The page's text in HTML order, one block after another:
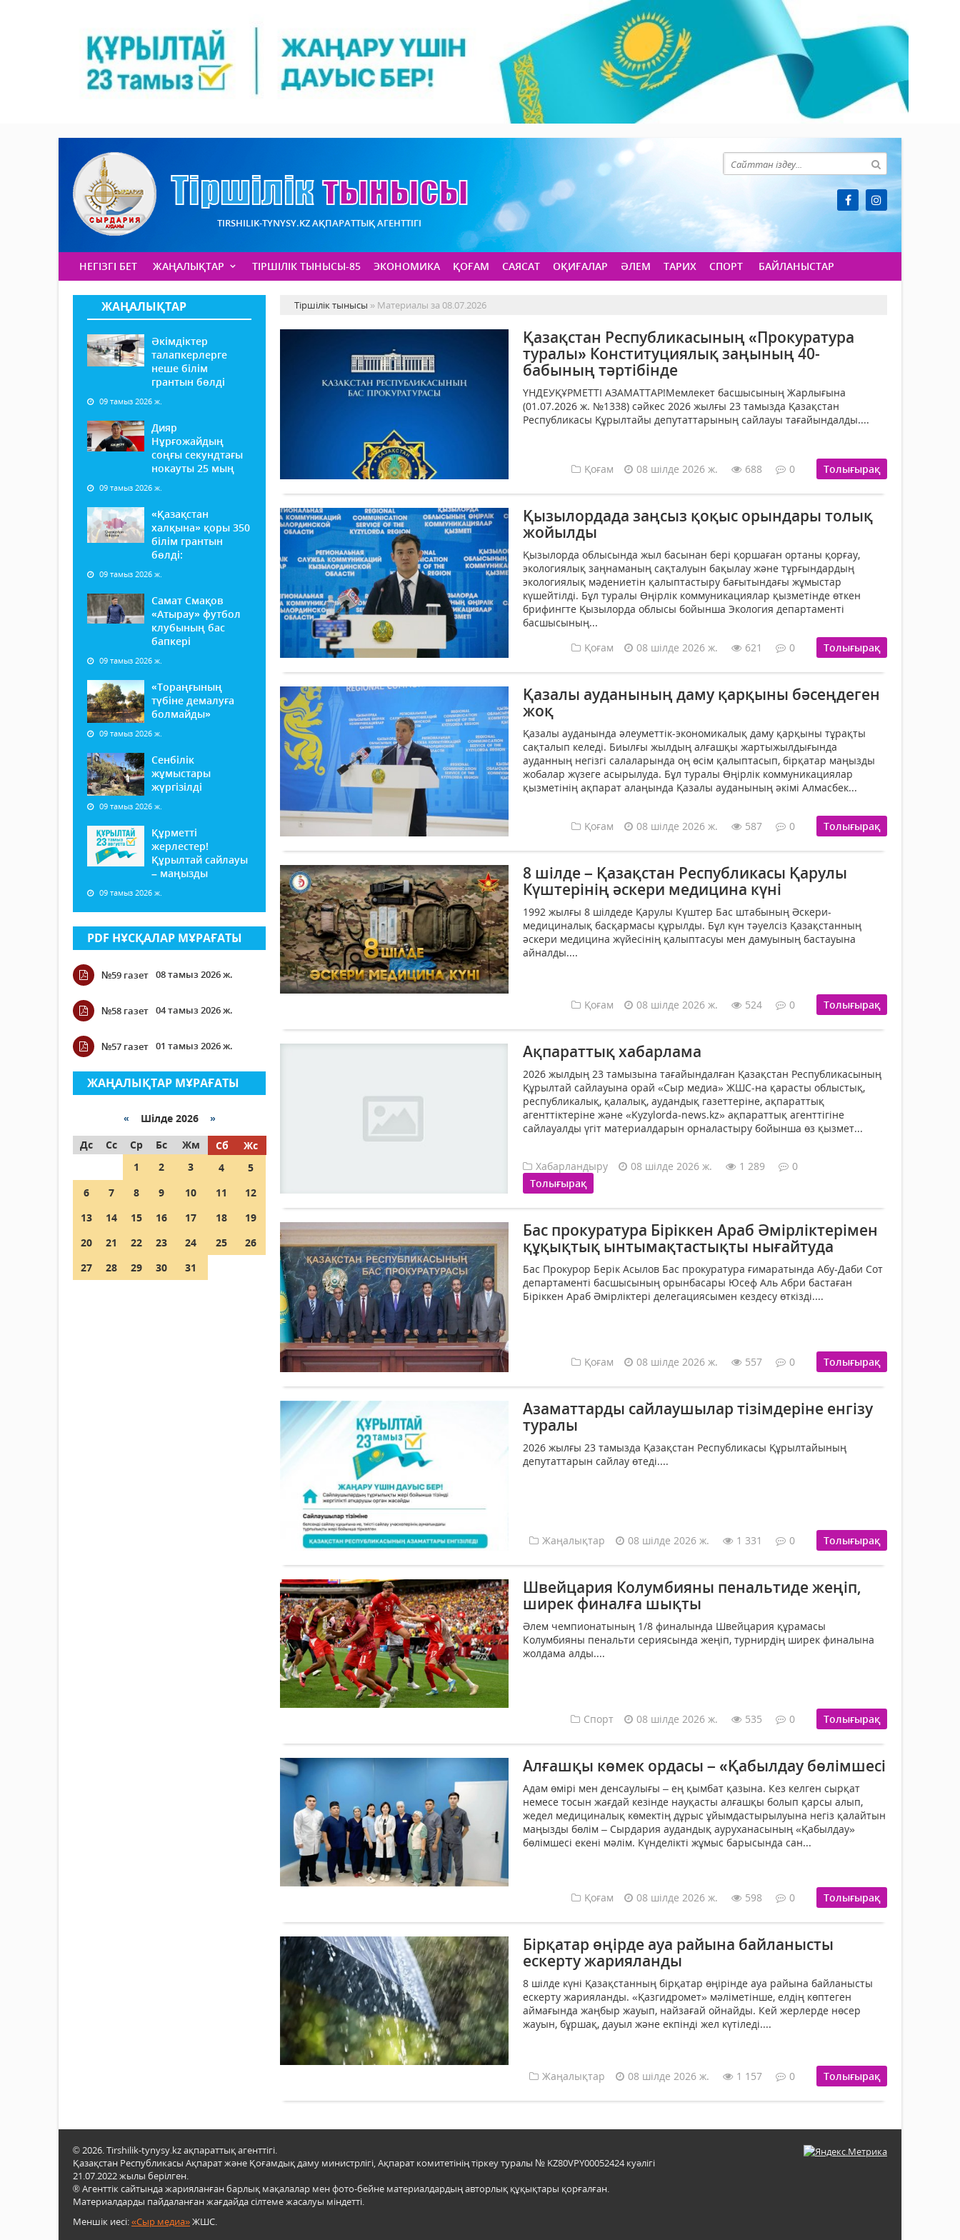
TIRSHILIK-TYNYSY.KZ АҚПАРАТТЫҚ АГЕНТТІГІ
НЕГІЗГІ БЕТ ЖАҢАЛЫҚТАР ТІРШІЛІК ТЫНЫСЫ-85 ЭКОНОМИКА ҚОҒАМ САЯСАТ ОҚИҒАЛАР ӘЛЕМ ТАРИХ СПОРТ БАЙЛАНЫСТАР
ЖАҢАЛЫҚТАР
Әкімдіктер
талапкерлерге
неше білім
грантын бөлді
09 тамыз 2026 ж.
Дияр
Нұрғожайдың
соңғы секундтағы
нокауты 25 мың
09 тамыз 2026 ж.
«Қазақстан
халқына» қоры 350
білім грантын
бөлді:
09 тамыз 2026 ж.
Самат Смақов
«Атырау» футбол
клубының бас
бапкері
09 тамыз 2026 ж.
«Тораңғының
түбіне демалуға
болмайды»
09 тамыз 2026 ж.
Сенбілік
жұмыстары
жүргізілді
09 тамыз 2026 ж.
Құрметті
жерлестер!
Құрылтай сайлауы
– маңызды
09 тамыз 2026 ж.
PDF НҰСҚАЛАР МҰРАҒАТЫ
№59 газет 08 тамыз 2026 ж.
№58 газет 04 тамыз 2026 ж.
№57 газет 01 тамыз 2026 ж.
ЖАҢАЛЫҚТАР МҰРАҒАТЫ
« Шілде 2026 »
Дс
Сс Ср Бс Жм Сб
Жс
1
2 3 4
5
6
7 8 9 10 11
12
13
14 15 16 17 18
19
20
21 22 23 24 25
26
27
28 29 30 31
Тіршілік тынысы » Материалы за 08.07.2026
Қазақстан Республикасының «Прокуратура
туралы» Конституциялық заңының 40-
бабының тәртібінде
ҮНДЕУҚҰРМЕТТІ АЗАМАТТАР!Мемлекет басшысының Жарлығына
(01.07.2026 ж. №1338) сәйкес 2026 жылғы 23 тамызда Қазақстан
Республикасы Құрылтайы депутаттарының сайлауы тағайындалды....
Қоғам 08 шілде 2026 ж. 688 0 Толығырақ
Қызылордада заңсыз қоқыс орындары толық
жойылды
Қызылорда облысында жыл басынан бері қоршаған ортаны қорғау,
экологиялық заңнаманың сақталуын бақылау және тұрғындардың
экологиялық мәдениетін қалыптастыру бағытындағы жұмыстар
күшейтілді. Бұл туралы Өңірлік коммуникациялар қызметінде өткен
брифингте Қызылорда облысы бойынша Экология департаменті
басшысының...
Қоғам
08 шілде 2026 ж. 621 0 Толығырақ
Қазалы ауданының даму қарқыны бәсеңдеген
жоқ
Қазалы ауданында әлеуметтік-экономикалық даму қарқыны тұрақты
сақталып келеді. Биылғы жылдың алғашқы жартыжылдығында
ауданның негізгі салаларында оң өсім қалыптасып, бірқатар маңызды
жобалар жүзеге асырылуда. Бұл туралы Өңірлік коммуникациялар
қызметінің ақпарат алаңында Қазалы ауданының әкімі Алмасбек...
Қоғам 08 шілде 2026 ж. 587 0 Толығырақ
8 шілде – Қазақстан Республикасы Қарулы
Күштерінің әскери медицина күні
1992 жылғы 8 шілдеде Қарулы Күштер Бас штабының Әскери-
медициналық басқармасы құрылды. Бұл күн тәуелсіз Қазақстанның
әскери медицина жүйесінің қалыптасуы мен дамуының бастауына
айналды....
Қоғам 08 шілде 2026 ж. 524 0 Толығырақ
Ақпараттық хабарлама
2026 жылдың 23 тамызына тағайындалған Қазақстан Республикасының
Құрылтай сайлауына орай «Сыр медиа» ЖШС-на қарасты облыстық,
республикалық, қалалық, аудандық газеттеріне, ақпараттық
агенттіктеріне және «Kyzylorda-news.kz» ақпараттық агенттігіне
сайлауалды үгіт материалдарын орналастыру бойынша өз қызмет...
Хабарландыру 08 шілде 2026 ж. 1 289
0
Толығырақ
Бас прокуратура Біріккен Араб Әмірліктерімен
құқықтық ынтымақтастықты нығайтуда
Бас Прокурор Берік Асылов Бас прокуратура ғимаратында Абу-Даби Сот
департаменті басшысының орынбасары Юсеф Аль Абри бастаған
Біріккен Араб Әмірліктері делегациясымен кездесу өткізді....
Қоғам 08 шілде 2026 ж. 557 0 Толығырақ
Азаматтарды сайлаушылар тізімдеріне енгізу
туралы
2026 жылғы 23 тамызда Қазақстан Республикасы Құрылтайының
депутаттарын сайлау өтеді....
Жаңалықтар 08 шілде 2026 ж. 1 331 0 Толығырақ
Швейцария Колумбияны пенальтиде жеңіп,
ширек финалға шықты
Әлем чемпионатының 1/8 финалында Швейцария құрамасы
Колумбияны пенальти сериясында жеңіп, турнирдің ширек финалына
жолдама алды....
Спорт 08 шілде 2026 ж. 535 0 Толығырақ
Алғашқы көмек ордасы – «Қабылдау бөлімшесі
Адам өмірі мен денсаулығы – ең қымбат қазына. Кез келген сырқат
немесе тосын жағдай кезінде науқасты алғашқы болып қарсы алып,
жедел медициналық көмектің дұрыс ұйымдастырылуына негіз қалайтын
маңызды бөлім – Сырдария аудандық ауруханасының «Қабылдау»
бөлімшесі екені мәлім. Күнделікті жұмыс барысында сан...
Қоғам 08 шілде 2026 ж. 598 0 Толығырақ
Бірқатар өңірде ауа райына байланысты
ескерту жарияланды
8 шілде күні Қазақстанның бірқатар өңірінде ауа райына байланысты
ескерту жарияланды. «Қазгидромет» мәліметінше, елдің көптеген
аймағында жаңбыр жауып, найзағай ойнайды. Кей жерлерде нөсер
жауын, бұршақ, дауыл және екпінді жел күтіледі....
Жаңалықтар 08 шілде 2026 ж. 1 157 0 Толығырақ
© 2026. Tirshilik-tynysy.kz ақпараттық агенттігі.
Қазақстан Республикасы Ақпарат және Қоғамдық даму министрлігі, Ақпарат комитетінің тіркеу туралы № KZ80VPY00052424 куәлігі
21.07.2022 жылы берілген.
® Агенттік сайтында жарияланған барлық мақалалар мен фото-бейне материалдардың авторлық құқықтары қорғалған.
Материалдарды пайдаланған жағдайда сілтеме жасалуы міндетті.
Меншік иесі:«Сыр медиа»ЖШС.